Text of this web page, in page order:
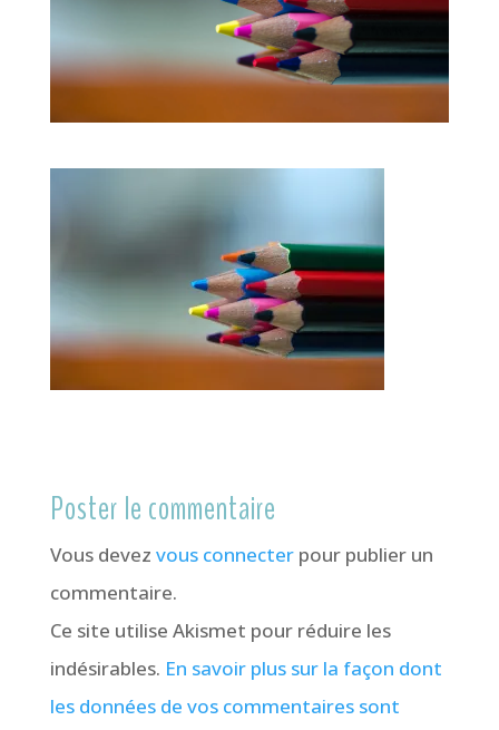
Poster le commentaire
Vous devez vous connecterpour publier un
commentaire.
Ce site utilise Akismet pour réduire les
indésirables. En savoir plus sur la façon dont
les données de vos commentaires sont